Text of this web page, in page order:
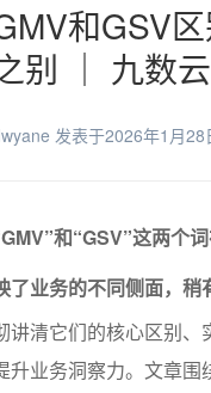
和GSV
别 ｜ 九数
发表于2026年1月28
和“GSV”这两个
了业务的不同侧面，稍
讲清它们的核心区别、
升业务洞察力。文章围